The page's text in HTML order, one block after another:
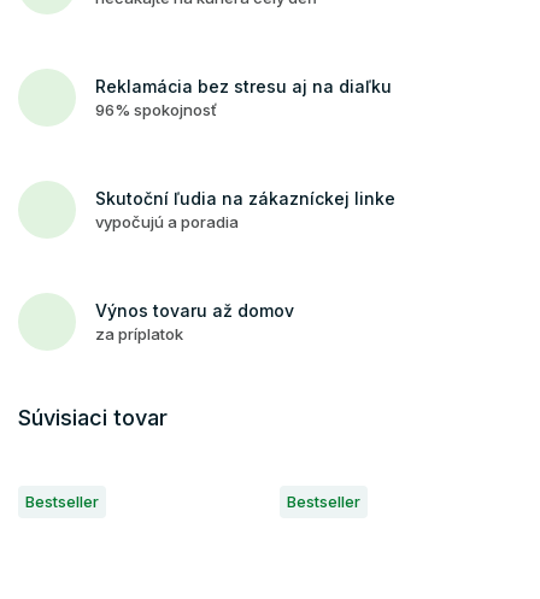
Reklamácia bez stresu aj na diaľku
96% spokojnosť
Skutoční ľudia na zákazníckej linke
vypočujú a poradia
Výnos tovaru až domov
za príplatok
Súvisiaci tovar
Bestseller Bestseller